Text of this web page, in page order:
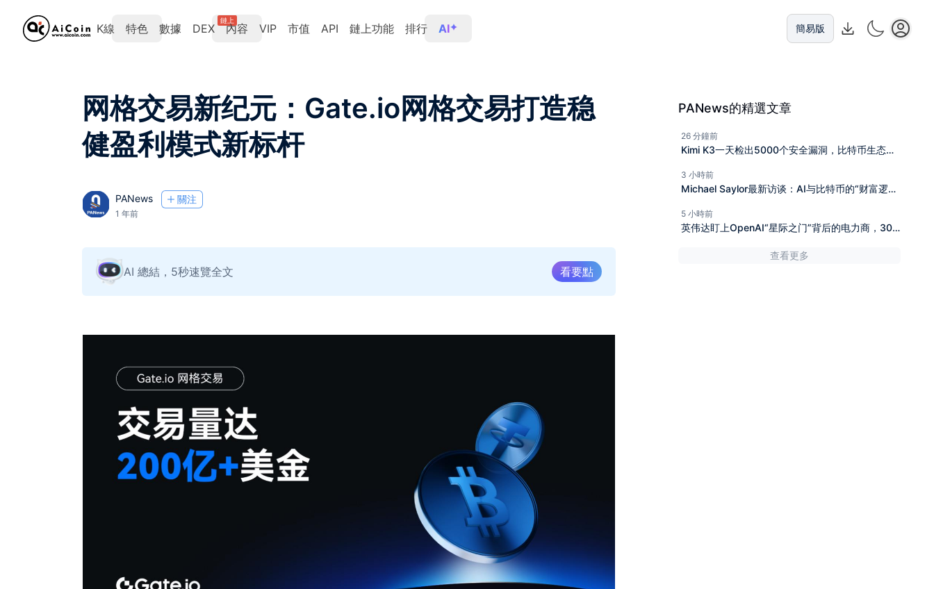
K線 特色 數據 DEX
鏈上
內容 VIP 市值 API 鏈上功能 排行 AI 簡易版
网格交易新纪元：Gate.io网格交易打造稳
健盈利模式新标杆
PANews 關注
1 年前
AI 總結，5秒速覽全文 看要點
PANews的精選文章
26 分鐘前
Kimi K3一天检出5000个安全漏洞，比特币生态安
3 小時前
Michael Saylor最新访谈：AI与比特币的“财富逻
5 小時前
英伟达盯上OpenAI“星际之门”背后的电力商，30
查看更多